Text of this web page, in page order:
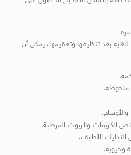
بعد تنظيفها وتعقيمها، يمكن أن
ملحوظة.
الكريمات والزيوت المرطبة.
التدليك اللطيف.
وحيوية.